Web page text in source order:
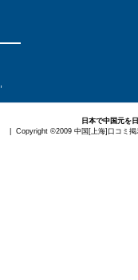
日本で中国元を
| Copyright ©2009 中国[上海]口コミ掲